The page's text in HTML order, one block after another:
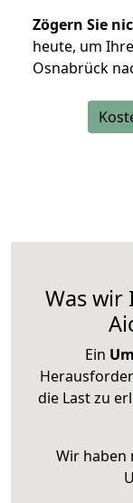
Zögern Sie
heute, um
Osnabrück
Was
Ein
die Last zu
Wir haben